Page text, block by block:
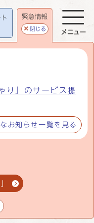
緊急情報
閉じる
り」のサービス提
お知らせ一覧を見る
メニュー